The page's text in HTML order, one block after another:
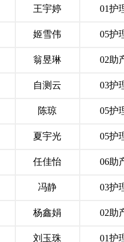
王宇婷 01护
姬雪伟 05护
翁昱琳 02助
自测云 03护
陈琼 05护
夏宇光 05护
任佳怡 06助
冯静 03护
杨鑫娟 02助
刘玉珠 01护